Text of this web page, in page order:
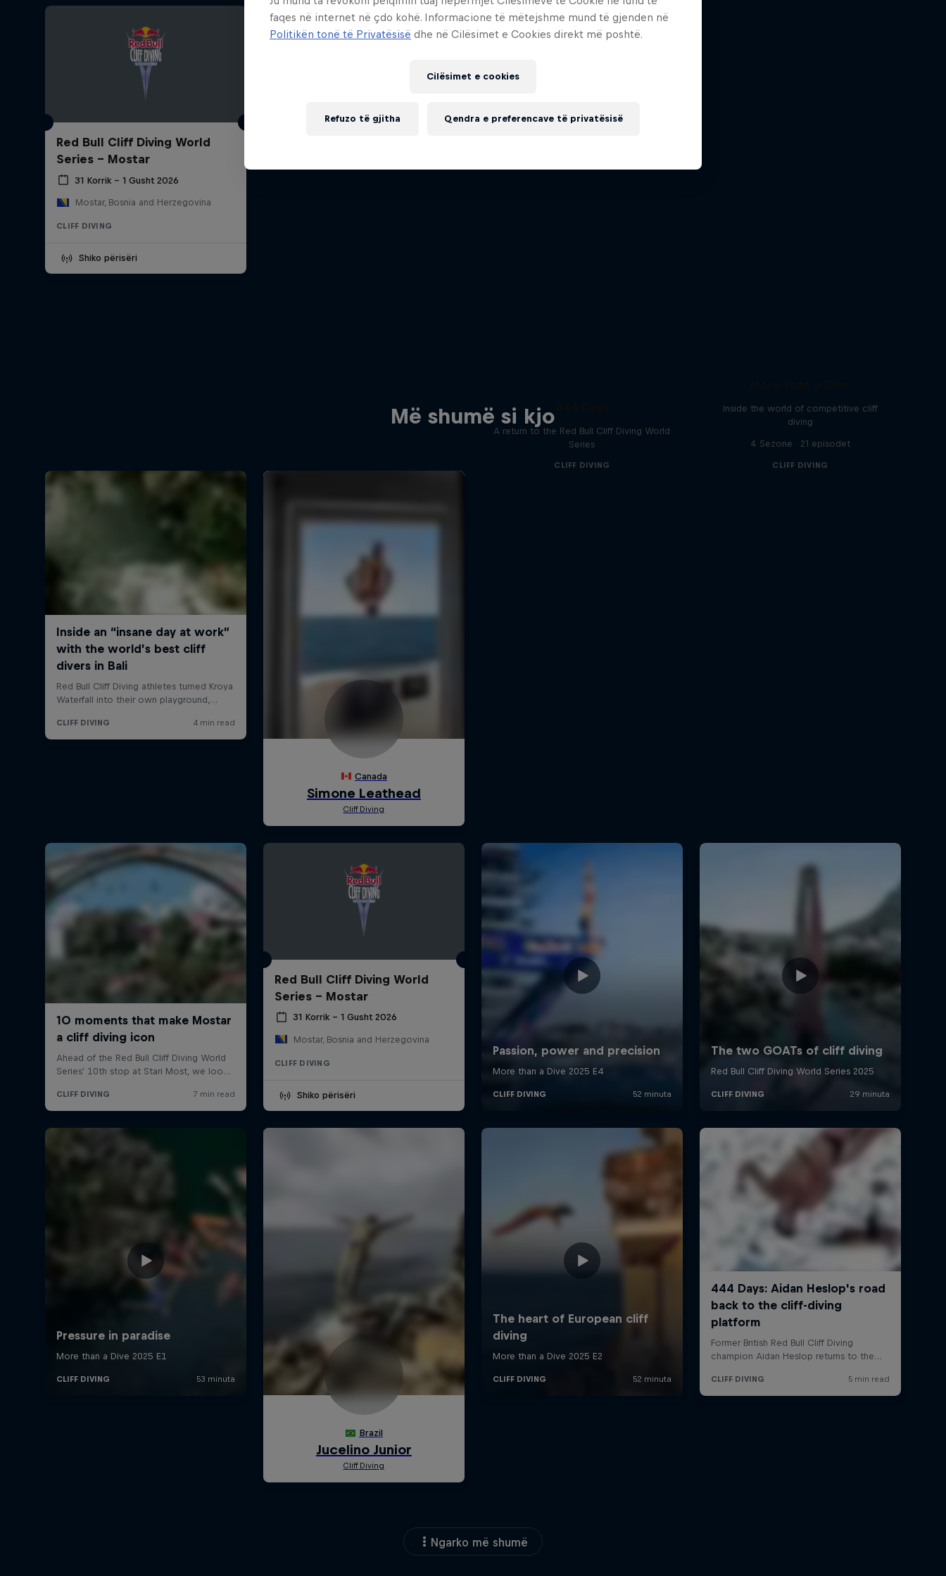
Red Bull Cliff Diving World
Series - Mostar
31 Korrik – 1 Gusht 2026
Mostar, Bosnia and Herzegovina
CLIFF DIVING
Shiko përisëri
Më shumë si kjo
A return to the Red Bull Cliff Diving World
Series
CLIFF DIVING
Inside the world of competitive cliff
diving
4 Sezone · 21 episodet
CLIFF DIVING
Red Bull Cliff Diving World
Series - Mostar
31 Korrik – 1 Gusht 2026
Mostar, Bosnia and Herzegovina
CLIFF DIVING
Shiko përisëri
Ngarko më shumë
faqes në internet në çdo kohë. Informacione të mëtejshme mund të gjenden në
Politikën tonë të Privatësisë dhe në Cilësimet e Cookies direkt më poshtë.
Cilësimet e cookies
Refuzo të gjitha Qendra e preferencave të privatësisë